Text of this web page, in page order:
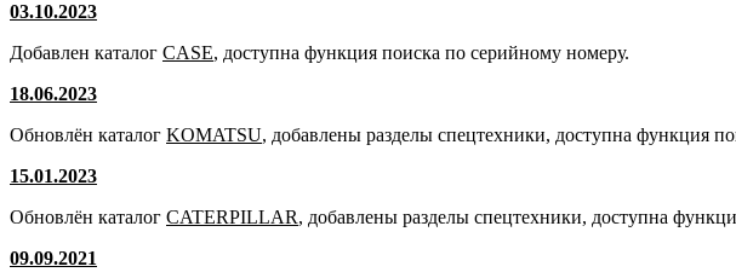
03.10.2023
Добавлен каталог CASE, доступна функция поиска по серийному номеру.
18.06.2023
Обновлён каталог KOMATSU, добавлены разделы спецтехники, доступна функция
15.01.2023
Обновлён каталог CATERPILLAR, добавлены разделы спецтехники, доступна
09.09.2021